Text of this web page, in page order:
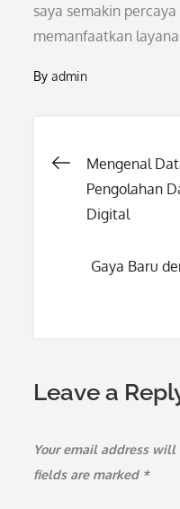
saya semakin
memanfaatkan
Byadmin
Post
Mengenal
Pengolahan
Digital
Gaya Baru
Leave a
Your email address
fields are marked *